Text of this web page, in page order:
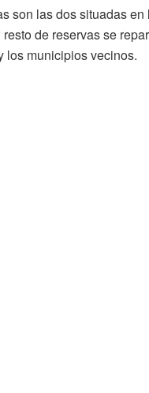
son las dos situadas
de reservas se
los municipios vecinos.